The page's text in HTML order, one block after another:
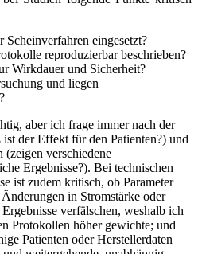
Scheinverfahren eingesetzt?
reproduzierbar beschrieben?
Wirkdauer und ⁤Sicherheit?
und liegen
aber ich frage immer ⁣nach der
der Effekt für den Patienten?) und
(zeigen verschiedene
Ergebnisse?). Bei technischen
ist zudem kritisch, ⁢ob Parameter⁢
in Stromstärke oder
verfälschen, weshalb ‍ich
Protokollen höher gewichte; und
Patienten oder Herstellerdaten